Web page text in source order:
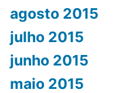
agosto 2015
julho 2015
junho 2015
maio 2015